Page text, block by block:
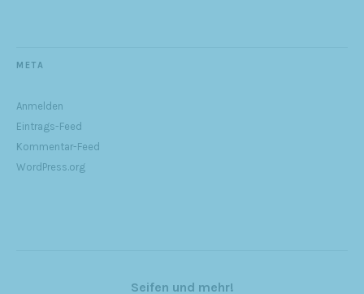
META
Anmelden
Eintrags-Feed
Kommentar-Feed
WordPress.org
Seifen und mehr!